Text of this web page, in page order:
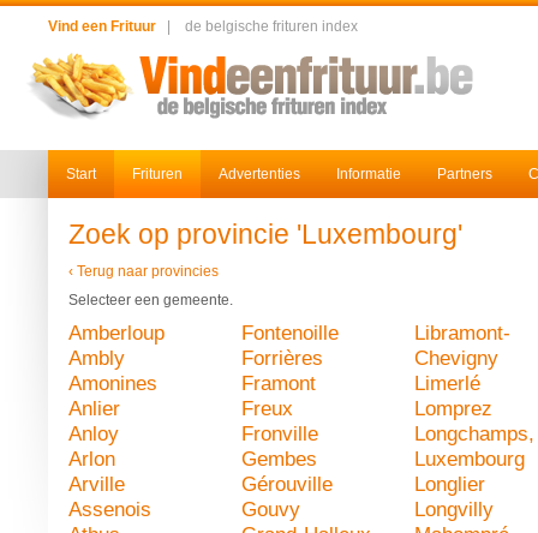
Vind een Frituur de belgische frituren index
Start Frituren Advertenties Informatie Partners
Zoek op provincie 'Luxembourg'
‹ Terug naar provincies
Selecteer een gemeente.
Amberloup
Ambly
Amonines
Anlier
Anloy
Arlon
Arville
Assenois
Fontenoille
Forrières
Framont
Freux
Fronville
Gembes
Gérouville
Gouvy
Libramont-
Chevigny
Limerlé
Lomprez
Longchamps,
Luxembourg
Longlier
Longvilly